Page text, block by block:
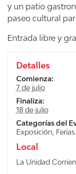
y un patio
paseo cultural
Entrada libre y
Detalles
Comienza:
7 de julio
Finaliza:
18 de julio
Categorías del
Exposición, Ferias
Local
La Unidad